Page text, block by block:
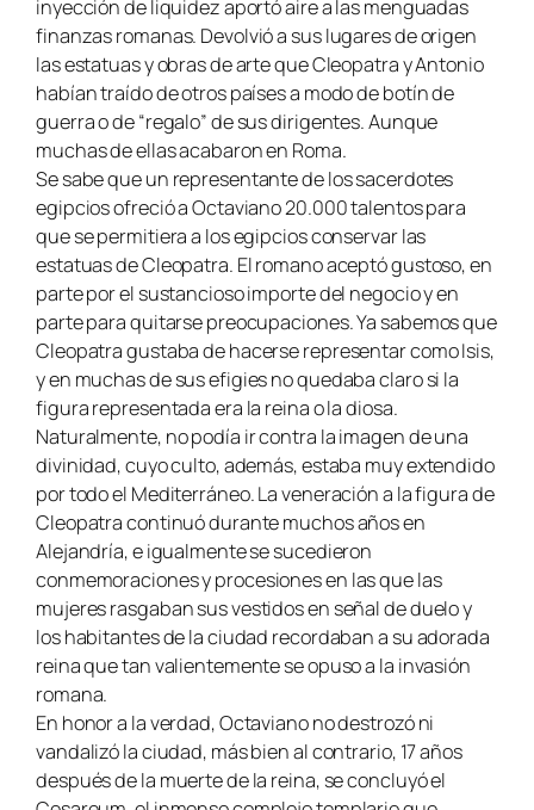
inyección de liquidez aportó aire a las menguadas
finanzas romanas. Devolvió a sus lugares de origen
las estatuas y obras de arte que Cleopatra y Antonio
habían traído de otros países a modo de botín de
guerra o de “regalo” de sus dirigentes. Aunque
muchas de ellas acabaron en Roma.
Se sabe que un representante de los sacerdotes
egipcios ofreció a Octaviano 20.000 talentos para
que se permitiera a los egipcios conservar las
estatuas de Cleopatra. El romano aceptó gustoso, en
parte por el sustancioso importe del negocio y en
parte para quitarse preocupaciones. Ya sabemos que
Cleopatra gustaba de hacerse representar como Isis,
y en muchas de sus efigies no quedaba claro si la
figura representada era la reina o la diosa.
Naturalmente, no podía ir contra la imagen de una
divinidad, cuyo culto, además, estaba muy extendido
por todo el Mediterráneo. La veneración a la figura de
Cleopatra continuó durante muchos años en
Alejandría, e igualmente se sucedieron
conmemoraciones y procesiones en las que las
mujeres rasgaban sus vestidos en señal de duelo y
los habitantes de la ciudad recordaban a su adorada
reina que tan valientemente se opuso a la invasión
romana.
En honor a la verdad, Octaviano no destrozó ni
vandalizó la ciudad, más bien al contrario, 17 años
después de la muerte de la reina, se concluyó el